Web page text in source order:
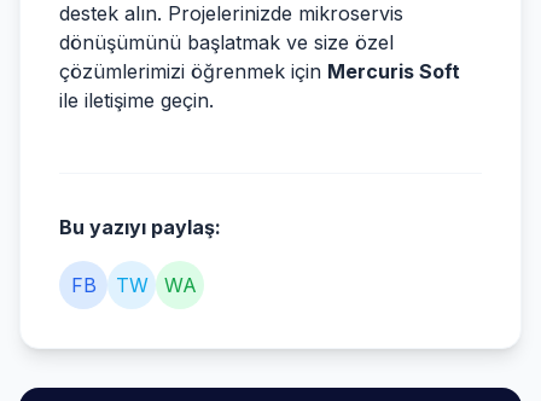
destek alın. Projelerinizde mikroservis
dönüşümünü başlatmak ve size özel
çözümlerimizi öğrenmek için Mercuris Soft
ile iletişime geçin.
Bu yazıyı paylaş:
FB TW WA